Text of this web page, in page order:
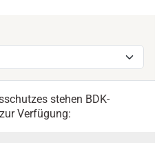
stehen BDK-
Verfügung: